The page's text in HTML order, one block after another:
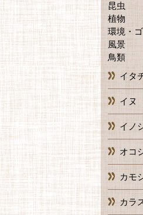
昆虫
植物
環境・
風景
鳥類
イタ
イヌ
イノ
オコ
カモ
カラ